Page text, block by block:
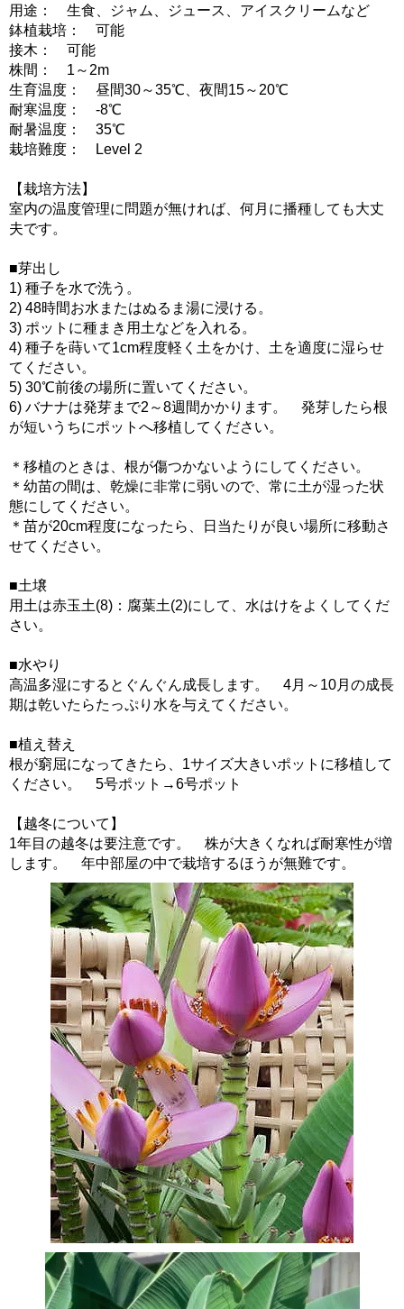
用途： 生食、ジャム、ジュース、アイスクリームなど
鉢植栽培： 可能
接木： 可能
株間： 1～2m
生育温度： 昼間30～35℃、夜間15～20℃
耐寒温度： -8℃
耐暑温度： 35℃
栽培難度： Level 2
【栽培方法】
室内の温度管理に問題が無ければ、何月に播種しても大丈
夫です。
■芽出し
1) 種子を水で洗う。
2) 48時間お水またはぬるま湯に浸ける。
3) ポットに種まき用土などを入れる。
4) 種子を蒔いて1cm程度軽く土をかけ、土を適度に湿らせ
てください。
5) 30℃前後の場所に置いてください。
6) バナナは発芽まで2～8週間かかります。 発芽したら根
が短いうちにポットへ移植してください。
＊移植のときは、根が傷つかないようにしてください。
＊幼苗の間は、乾燥に非常に弱いので、常に土が湿った状
態にしてください。
＊苗が20cm程度になったら、日当たりが良い場所に移動さ
せてください。
■土壌
用土は赤玉土(8)：腐葉土(2)にして、水はけをよくしてくだ
さい。
■水やり
高温多湿にするとぐんぐん成長します。 4月～10月の成長
期は乾いたらたっぷり水を与えてください。
■植え替え
根が窮屈になってきたら、1サイズ大きいポットに移植して
ください。 5号ポット→6号ポット
【越冬について】
1年目の越冬は要注意です。 株が大きくなれば耐寒性が増
します。 年中部屋の中で栽培するほうが無難です。